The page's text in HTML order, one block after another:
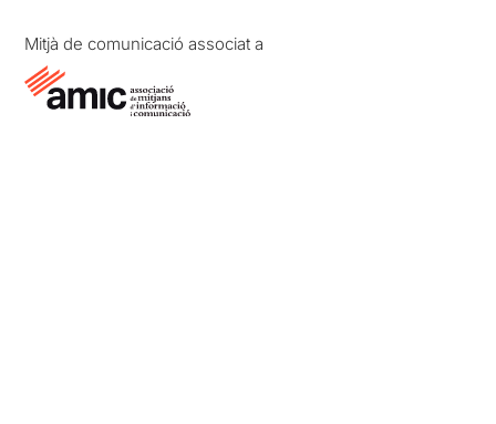
Mitjà de comunicació associat a